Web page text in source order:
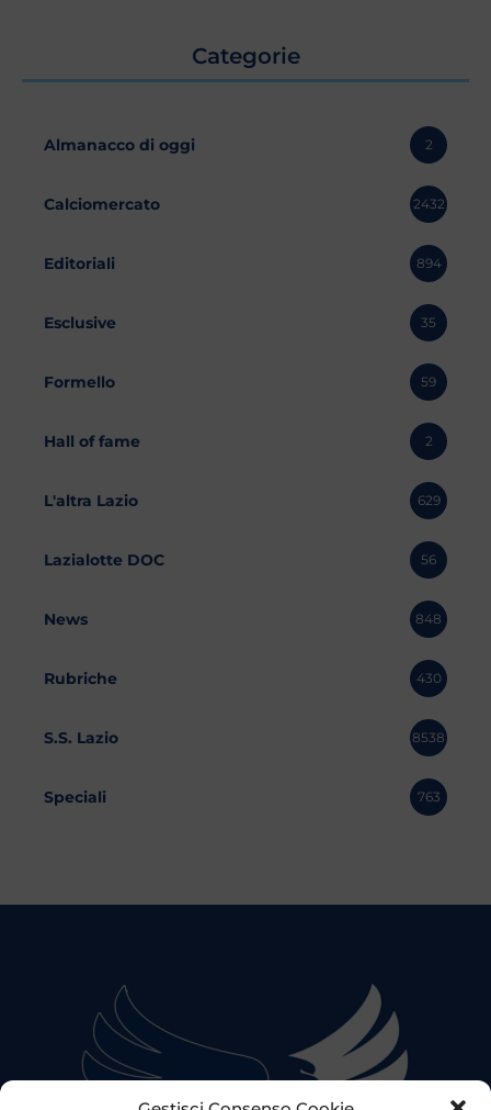
Categorie
Almanacco di oggi 2
Calciomercato 2432
Editoriali 894
Esclusive 35
Formello 59
Hall of fame 2
L'altra Lazio 629
Lazialotte DOC 56
News 848
Rubriche 430
S.S. Lazio 8538
Speciali 763